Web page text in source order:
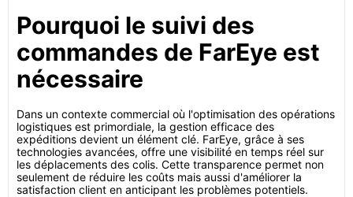
Pourquoi le suivi des
commandes de FarEye est
nécessaire
Dans un contexte commercial où l'optimisation des opérations
logistiques est primordiale, la gestion efficace des
expéditions devient un élément clé. FarEye, grâce à ses
technologies avancées, offre une visibilité en temps réel sur
les déplacements des colis. Cette transparence permet non
seulement de réduire les coûts mais aussi d'améliorer la
satisfaction client en anticipant les problèmes potentiels.